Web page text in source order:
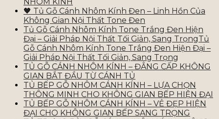
🖤 Tủ Gỗ Cánh Nhôm Kính Đen – Linh Hồn Của
Không Gian Nội Thất Tone Đen
Tủ Gỗ Cánh Nhôm Kính Tone Trắng Đen Hiện
Đại – Giải Pháp Nội Thất Tối Giản, Sang TrọngTủ
Gỗ Cánh Nhôm Kính Tone Trắng Đen Hiện Đại –
Giải Pháp Nội Thất Tối Giản, Sang Trọng
TỦ GỖ CÁNH NHÔM KÍNH – ĐẲNG CẤP KHÔNG
GIAN BẮT ĐẦU TỪ CÁNH TỦ
TỦ BẾP GỖ NHÔM CÁNH KÍNH – LỰA CHỌN
THÔNG MINH CHO KHÔNG GIAN BẾP HIỆN ĐẠI
TỦ BẾP GỖ NHÔM CÁNH KÍNH – VẺ ĐẸP HIỆN
ĐẠI CHO KHÔNG GIAN BẾP SANG TRỌNG